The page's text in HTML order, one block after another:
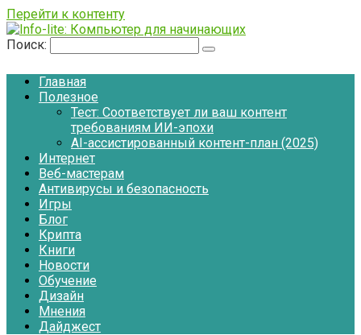
Перейти к контенту
Поиск:
Главная
Полезное
Тест: Соответствует ли ваш контент
требованиям ИИ-эпохи
AI-ассистированный контент-план (2025)
Интернет
Веб-мастерам
Антивирусы и безопасность
Игры
Блог
Крипта
Книги
Новости
Обучение
Дизайн
Мнения
Дайджест